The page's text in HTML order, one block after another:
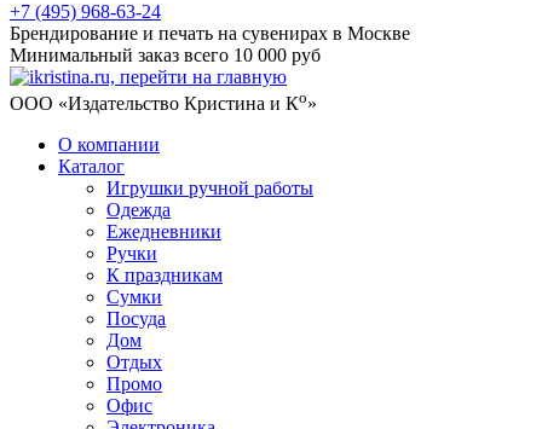
+7 (495) 968-63-24
Брендирование и печать на сувенирах в Москве
Минимальный заказ всего 10 000 руб
ООО «Издательство Кристина и Ко»
О компании
Каталог
Игрушки ручной работы
Одежда
Ежедневники
Ручки
К праздникам
Сумки
Посуда
Дом
Отдых
Промо
Офис